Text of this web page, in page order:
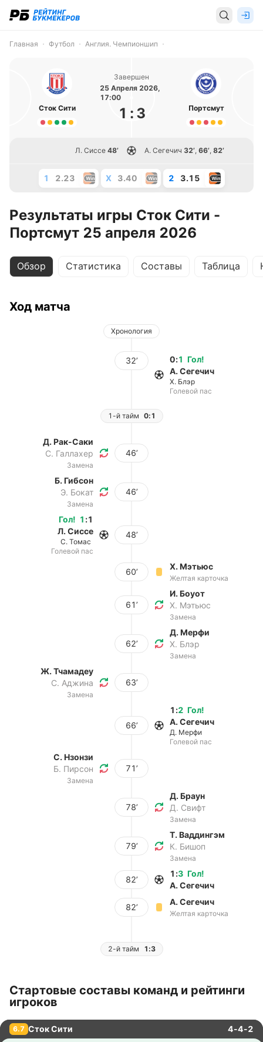
Главная Футбол Англия. Чемпионшип
Сток Сити
Завершен
25 Апреля 2026,
17:00
1 : 3 Портсмут
Л. Сиссе 48’ А. Сегечич 32’, 66’, 82’
1 2.23 X 3.40 2 3.15
Результаты игры Сток Сити -
Портсмут 25 апреля 2026
Обзор Статистика Составы Таблица
Ход матча
Хронология
32’ Гол!
0:1
А. Сегечич
Х. Блэр
Голевой пас
1-й тайм 0:1
Д. Рак-Саки
С. Галлахер
Замена
46’
Б. Гибсон
Э. Бокат
Замена
46’
Гол! 1 :1
Л. Сиссе
С. Томас
Голевой пас
48’
60’
Х. Мэтьюс
Желтая карточка
61’
И. Боуот
Х. Мэтьюс
Замена
62’
Д. Мерфи
Х. Блэр
Замена
Ж. Тчамадеу
С. Аджина
Замена
63’
66’
Гол!
1 :2
А. Сегечич
Д. Мерфи
Голевой пас
С. Нзонзи
Б. Пирсон
Замена
71’
78’
Д. Браун
Д. Свифт
Замена
79’
Т. Ваддингэм
К. Бишоп
Замена
82’
Гол!
1 :3
А. Сегечич
82’
А. Сегечич
Желтая карточка
2-й тайм 1:3
Стартовые составы команд и рейтинги
игроков
6.7 Сток Сити 4-4-2